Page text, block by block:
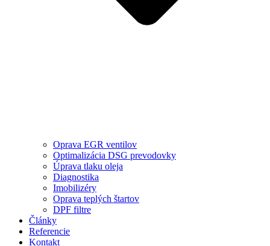
Oprava EGR ventilov
Optimalizácia DSG prevodovky
Úprava tlaku oleja
Diagnostika
Imobilizéry
Oprava teplých štartov
DPF filtre
Články
Referencie
Kontakt